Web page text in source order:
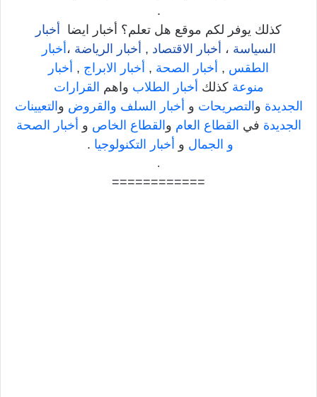
.
كذلك يوفر لكم موقع هل تعلم؟ أخبار ايضا أخبار
السياسة ، أخبار الاقتصاد , أخبار الرياضة ،أخبار
الطقس , أخبار الصحة , أخبار الابراج , أخبار
منوعة كذلك أخبار الطلاب واهم القرارات
الجديدة والتصريحات و أخبار السلف والقروض والتعيينات
الجديدة في القطاع العام والقطاع الخاص و أخبار الصحة
و الجمال و أخبار التكنولوجيا .
.
============